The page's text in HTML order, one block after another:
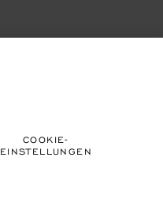
COOKIE-
EINSTELLUNGEN